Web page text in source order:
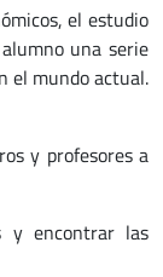
el estudio
una serie
el mundo actual.
y profesores a
y encontrar las